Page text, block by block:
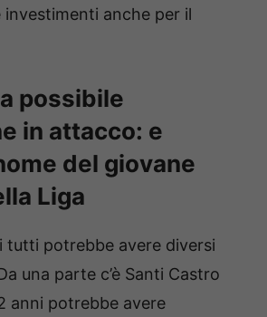
investimenti anche per il
possibile
in attacco: e
del giovane
Liga
tutti potrebbe avere diversi
una parte c’è Santi Castro
anni potrebbe avere